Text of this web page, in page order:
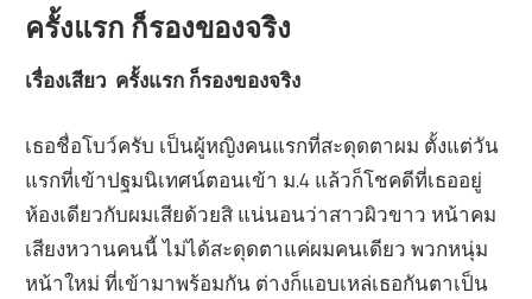
ครั้งแรก ก็รองของจริง
เรื่องเสียว ครั้งแรก ก็รองของจริง
เธอชื่อโบว์ครับ เป็นผู้หญิงคนแรกที่สะดุดตาผม ตั้งแต่วัน
แรกที่เข้าปฐมนิเทศน์ตอนเข้า ม.4 แล้วก็โชคดีที่เธออยู่
ห้องเดียวกับผมเสียด้วยสิ แน่นอนว่าสาวผิวขาว หน้าคม
เสียงหวานคนนี้ ไม่ได้สะดุดตาแค่ผมคนเดียว พวกหนุ่ม
หน้าใหม่ ที่เข้ามาพร้อมกัน ต่างก็แอบเหล่เธอกันตาเป็น